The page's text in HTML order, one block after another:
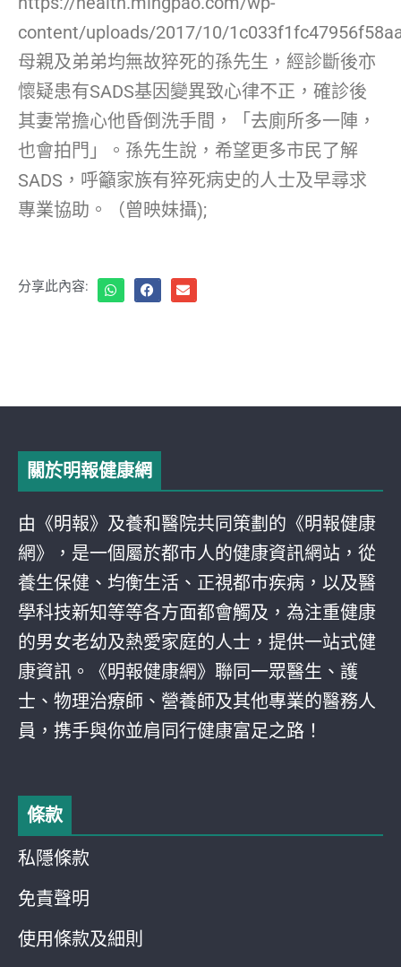
content/uploads/2017/10/
母親及弟弟均無故猝死的孫先生，經診斷後亦
懷疑患有SADS基因變異致心律不正，確診後
其妻常擔心他昏倒洗手間，「去廁所多一陣，
也會拍門」。孫先生說，希望更多市民了解
SADS，呼籲家族有猝死病史的人士及早尋求
專業協助。（曾映妹攝);
分享此內容:
關於明報健康網
由《明報》及養和醫院共同策劃的《明報健康
網》，是一個屬於都巿人的健康資訊網站，從
養生保健、均衡生活、正視都巿疾病，以及醫
學科技新知等等各方面都會觸及，為注重健康
的男女老幼及熱愛家庭的人士，提供一站式健
康資訊。《明報健康網》聯同一眾醫生、護
士、物理治療師、營養師及其他專業的醫務人
員，携手與你並肩同行健康富足之路！
條款
私隱條款
免責聲明
使用條款及細則